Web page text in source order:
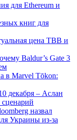
для Ethereum и
книг для
цена TBB и
Baldur’s Gate 3
в Marvel Tōkon:
декабря – Аслан
назвал
Украины из-за